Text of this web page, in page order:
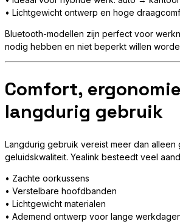
• Lichtgewicht ontwerp en hoge
Bluetooth-modellen zijn perfect voor
nodig hebben en niet beperkt willen
Comfort,
langdurig gebruik
Langdurig gebruik vereist meer dan alleen
geluidskwaliteit. Yealink besteedt veel
• Zachte oorkussens
• Verstelbare hoofdbanden
• Lichtgewicht materialen
• Ademend ontwerp voor lange